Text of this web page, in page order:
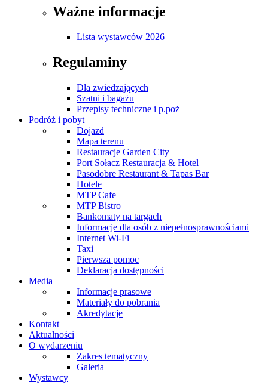
Ważne informacje
Lista wystawców 2026
Regulaminy
Dla zwiedzających
Szatni i bagażu
Przepisy techniczne i p.poż
Podróż i pobyt
Dojazd
Mapa terenu
Restauracje Garden City
Port Sołacz Restauracja & Hotel
Pasodobre Restaurant & Tapas Bar
Hotele
MTP Cafe
MTP Bistro
Bankomaty na targach
Informacje dla osób z niepełnosprawnościami
Internet Wi-Fi
Taxi
Pierwsza pomoc
Deklaracja dostępności
Media
Informacje prasowe
Materiały do pobrania
Akredytacje
Kontakt
Aktualności
O wydarzeniu
Zakres tematyczny
Galeria
Wystawcy